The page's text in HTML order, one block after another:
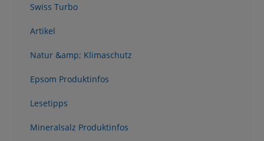
Swiss Turbo
Artikel
Natur &amp; Klimaschutz
Epsom Produktinfos
Lesetipps
Mineralsalz Produktinfos